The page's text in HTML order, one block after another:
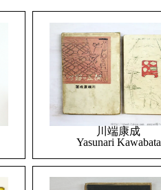
川端康成
Yasunari Kawabata